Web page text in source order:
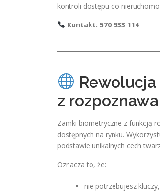
kontroli dostępu do
Kontakt: 570 933 114
z
Zamki biometryczne z funkcją
dostępnych na rynku.
podstawie unikalnych cech
Oznacza to, że:
nie potrzebujesz kluczy,